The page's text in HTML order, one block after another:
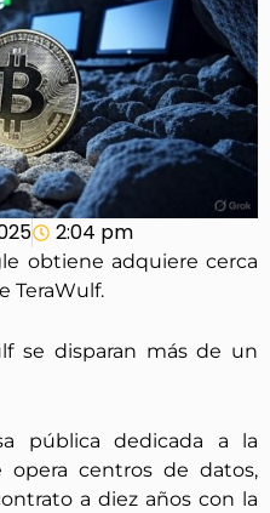
2:04 pm
obtiene adquiere cerca
TeraWulf.
se disparan más de un
pública dedicada a la
centros de datos,
a diez años con la